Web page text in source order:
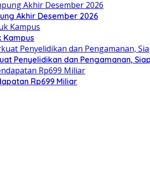
Akhir Desember 2026
Kampus
Penyelidikan dan Pengamanan,
Rp699 Miliar